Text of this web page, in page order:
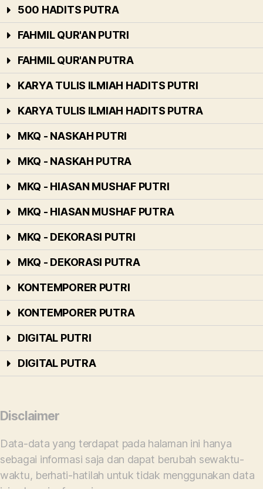
500 HADITS PUTRA
FAHMIL QUR'AN PUTRI
FAHMIL QUR'AN PUTRA
KARYA TULIS ILMIAH HADITS PUTRI
KARYA TULIS ILMIAH HADITS PUTRA
MKQ - NASKAH PUTRI
MKQ - NASKAH PUTRA
MKQ - HIASAN MUSHAF PUTRI
MKQ - HIASAN MUSHAF PUTRA
MKQ - DEKORASI PUTRI
MKQ - DEKORASI PUTRA
KONTEMPORER PUTRI
KONTEMPORER PUTRA
DIGITAL PUTRI
DIGITAL PUTRA
Disclaimer
Data-data yang terdapat pada halaman ini hanya
sebagai informasi saja dan dapat berubah sewaktu-
waktu, berhati-hatilah untuk tidak menggunakan data